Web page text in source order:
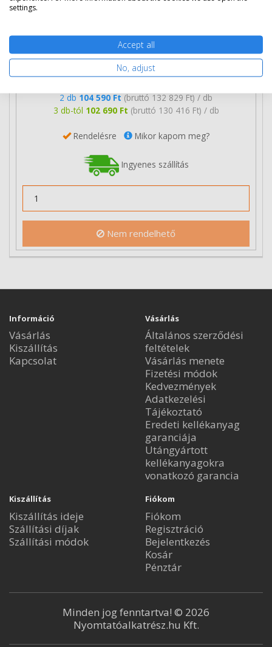
106 390 Ft (bruttó 135 115 Ft)
2 db 104 590 Ft (bruttó 132 829 Ft) / db
3 db-tól 102 690 Ft (bruttó 130 416 Ft) / db
Rendelésre Mikor kapom meg?
Ingyenes szállítás
Nem rendelhető
Információ
Vásárlás
Kiszállítás
Kapcsolat
Vásárlás
Általános szerződési
feltételek
Vásárlás menete
Fizetési módok
Kedvezmények
Adatkezelési
Tájékoztató
Eredeti kellékanyag
garanciája
Utángyártott
kellékanyagokra
vonatkozó garancia
Kiszállítás
Kiszállítás ideje
Szállítási díjak
Szállítási módok
Fiókom
Fiókom
Regisztráció
Bejelentkezés
Kosár
Pénztár
Minden jog fenntartva! © 2026
Nyomtatóalkatrész.hu Kft.
settings.
Accept all
No, adjust